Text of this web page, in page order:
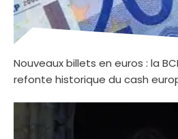
Nouveaux billets en euros : la
refonte historique du cash